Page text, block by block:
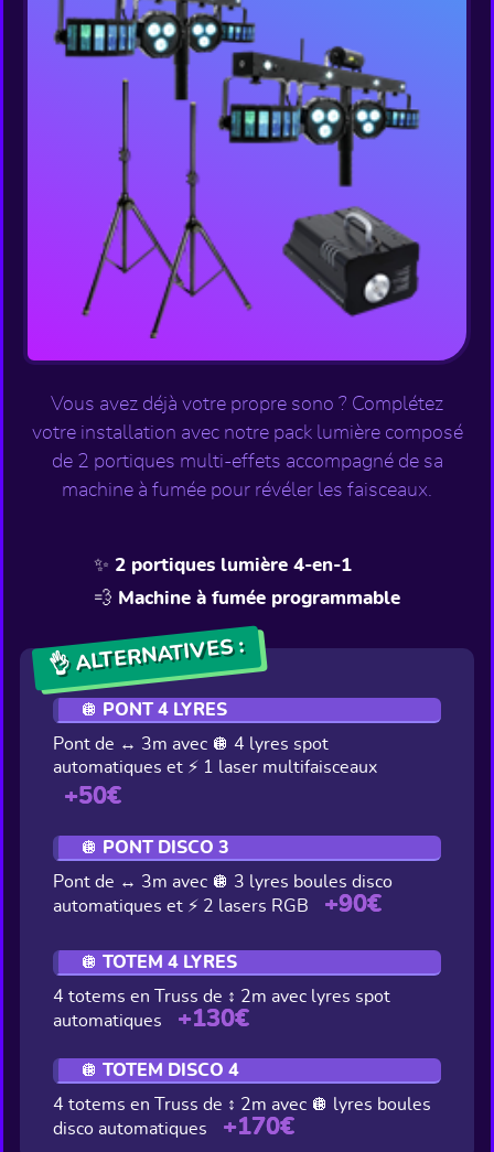
Vous avez déjà votre propre sono ? Complétez
votre installation avec notre pack lumière composé
de 2 portiques multi-effets accompagné de sa
machine à fumée pour révéler les faisceaux.
✨ 2 portiques lumière 4-en-1
💨 Machine à fumée programmable
👌 ALTERNATIVES :
🪩 PONT 4 LYRES
Pont de ↔ 3m avec 🪩 4 lyres spot
automatiques et ⚡ 1 laser multifaisceaux
+50€
🪩 PONT DISCO 3
Pont de ↔ 3m avec 🪩 3 lyres boules disco
automatiques et ⚡ 2 lasers RGB
+90€
🪩 TOTEM 4 LYRES
4 totems en Truss de ↕ 2m avec lyres spot
automatiques
+130€
🪩 TOTEM DISCO 4
4 totems en Truss de ↕ 2m avec 🪩 lyres boules
disco automatiques
+170€